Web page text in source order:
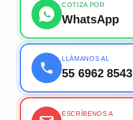
COTIZA POR
WhatsApp
LLÁMANOS AL
55 6962 8543
ESCRÍBENOS A